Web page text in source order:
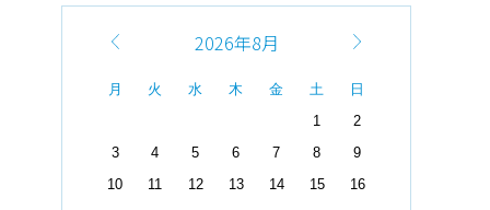
2026年8月
月 火 水 木 金 土
日
1
2
3
4 5 6 7 8
9
10
11 12 13 14 15
16